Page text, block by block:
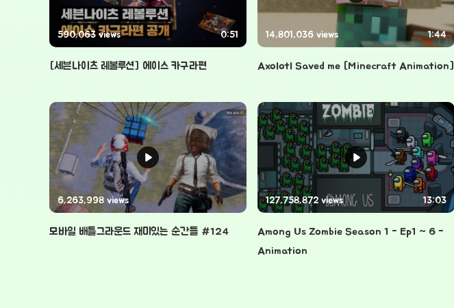
590,063 views 0:51
[세븐나이츠 레볼루션] 에이스 카구라편
14,801,036 views 1:44
Axolotl Saved me [Minecraft Animation]
6,263,998 views
모바일 배틀그라운드 재미있는 순간들 #124
127,758,872 views 13:03
Among Us Zombie Season 1 - Ep1 ~ 6 -
Animation